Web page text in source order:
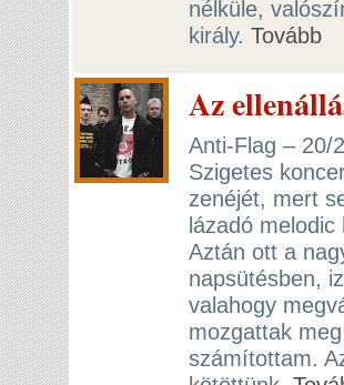
nélküle,
király. Tovább
Az
Anti-Flag – 20/
Szigetes
zenéjét, mert
lázadó
Aztán ott a
napsütésben,
valahogy
mozgattak
számítottam.